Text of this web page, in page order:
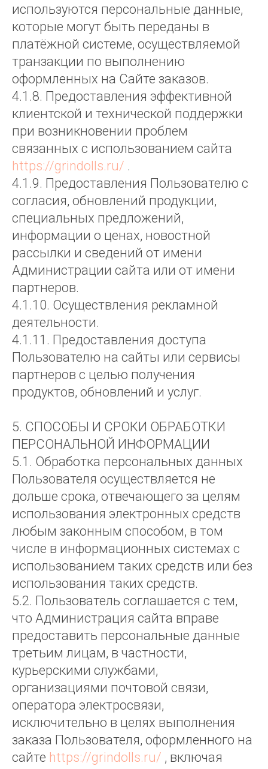
используются персональные данные,
которые могут быть переданы в
платёжной системе, осуществляемой
транзакции по выполнению
оформленных на Сайте заказов.
4.1.8. Предоставления эффективной
клиентской и технической поддержки
при возникновении проблем
связанных с использованием сайта
https://grindolls.ru/ .
4.1.9. Предоставления Пользователю с
согласия, обновлений продукции,
специальных предложений,
информации о ценах, новостной
рассылки и сведений от имени
Администрации сайта или от имени
партнеров.
4.1.10. Осуществления рекламной
деятельности.
4.1.11. Предоставления доступа
Пользователю на сайты или сервисы
партнеров с целью получения
продуктов, обновлений и услуг.
5. СПОСОБЫ И СРОКИ ОБРАБОТКИ
ПЕРСОНАЛЬНОЙ ИНФОРМАЦИИ
5.1. Обработка персональных данных
Пользователя осуществляется не
дольше срока, отвечающего за целям
использования электронных средств
любым законным способом, в том
числе в информационных системах с
использованием таких средств или без
использования таких средств.
5.2. Пользователь соглашается с тем,
что Администрация сайта вправе
предоставить персональные данные
третьим лицам, в частности,
курьерскими службами,
организациями почтовой связи,
оператора электросвязи,
исключительно в целях выполнения
заказа Пользователя, оформленного на
сайте https://grindolls.ru/ , включая